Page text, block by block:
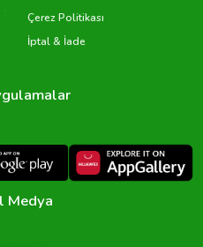
Çerez Politikası
İptal & İade
Medya